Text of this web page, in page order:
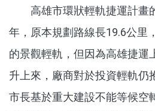
高雄市環狀輕軌捷運計畫
年，原本規劃路線長19.6公里
的景觀輕軌，但因為高雄捷運
升上來，廠商對於投資輕軌仍
市長基於重大建設不能等候空